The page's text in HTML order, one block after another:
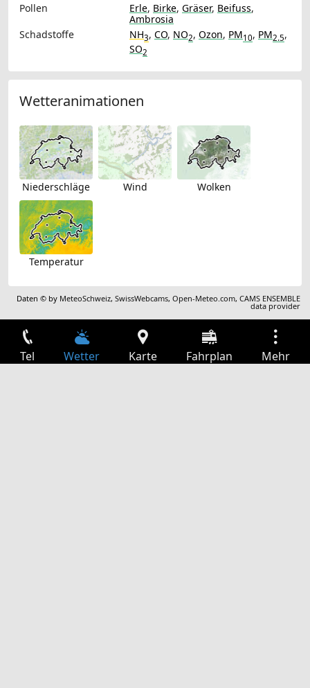
Pollen
Erle, Birke, Gräser, Beifuss,
Ambrosia
Schadstoffe
NH3, CO, NO2, Ozon, PM10, PM2.5,
SO2
Wetteranimationen
Niederschläge Wind Wolken
Temperatur
Daten © by MeteoSchweiz,SwissWebcams,Open-Meteo.com,CAMS ENSEMBLE
data provider
Tel Wetter Karte Fahrplan Mehr